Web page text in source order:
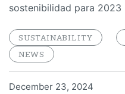
sostenibilidad para 2023
SUSTAINABILITY
NEWS
December 23, 2024